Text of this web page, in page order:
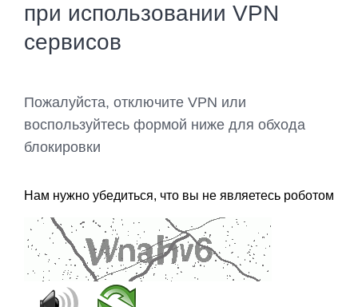
при использовании VPN
сервисов
Пожалуйста, отключите VPN или
воспользуйтесь формой ниже для обхода
блокировки
Нам нужно убедиться, что вы не являетесь роботом